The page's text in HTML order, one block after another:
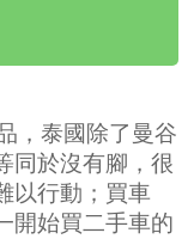
，泰國除了曼谷
同於沒有腳，很
以行動；買車
開始買二手車的